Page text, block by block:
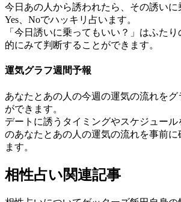
今日あの人から誘われたら、その誘いに
Yes、Noでハッキリ占います。
「今日誘いに乗ってもいい？」はふた
的にみて判断することができます。
運気グラフ週間予報
あなたとあの人の今週の運気の流れをグ
ができます。
デートに誘うタイミングやスケジュール
のあなたとあの人の運気の流れを事前に
ます。
相性占い関連記事